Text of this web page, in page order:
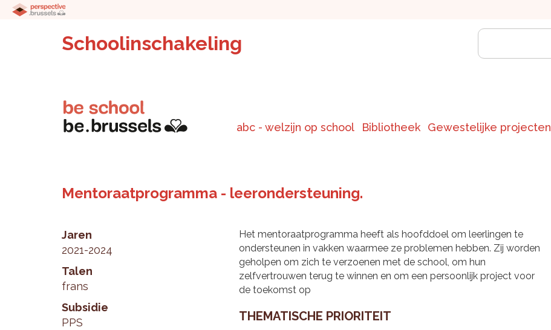
Schoolinschakeling
abc - welzijn op school Bibliotheek Gewestelijke projecten
Mentoraatprogramma - leerondersteuning.
Jaren
2021-2024
Talen
frans
Subsidie
PPS
Het mentoraatprogramma heeft als hoofddoel om leerlingen te
ondersteunen in vakken waarmee ze problemen hebben. Zij worden
geholpen om zich te verzoenen met de school, om hun
zelfvertrouwen terug te winnen en om een persoonlijk project voor
de toekomst op
THE­MA­TI­SCHE PRI­O­RI­TEIT